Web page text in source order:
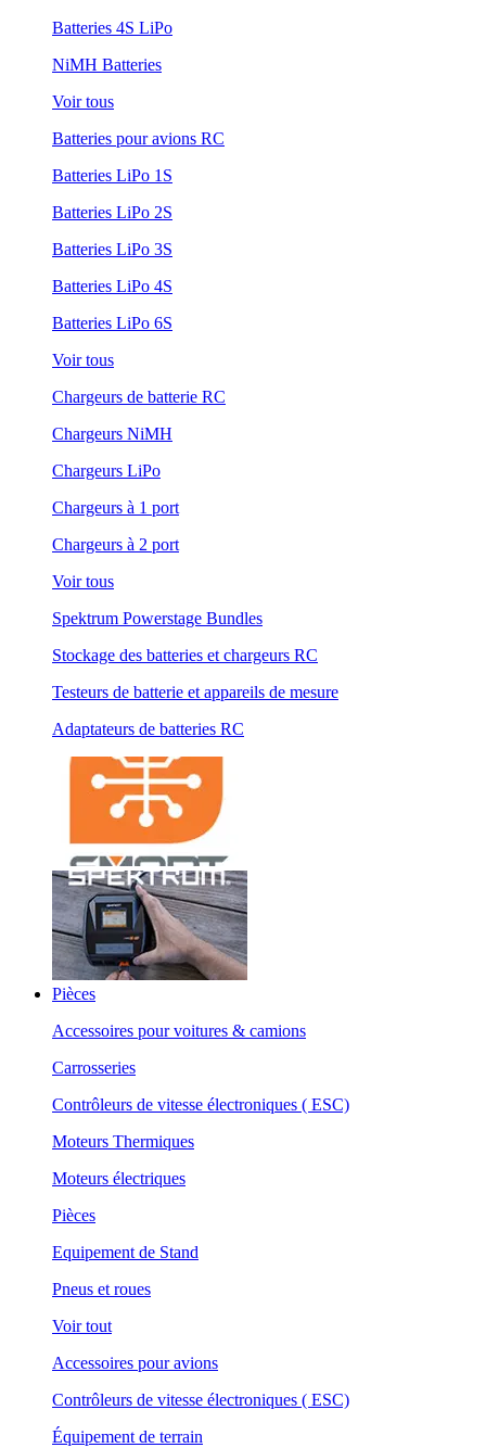
Batteries 4S LiPo
NiMH Batteries
Voir tous
Batteries pour avions RC
Batteries LiPo 1S
Batteries LiPo 2S
Batteries LiPo 3S
Batteries LiPo 4S
Batteries LiPo 6S
Voir tous
Chargeurs de batterie RC
Chargeurs NiMH
Chargeurs LiPo
Chargeurs à 1 port
Chargeurs à 2 port
Voir tous
Spektrum Powerstage Bundles
Stockage des batteries et chargeurs RC
Testeurs de batterie et appareils de mesure
Adaptateurs de batteries RC
Pièces
Accessoires pour voitures & camions
Carrosseries
Contrôleurs de vitesse électroniques ( ESC)
Moteurs Thermiques
Moteurs électriques
Pièces
Equipement de Stand
Pneus et roues
Voir tout
Accessoires pour avions
Contrôleurs de vitesse électroniques ( ESC)
Équipement de terrain